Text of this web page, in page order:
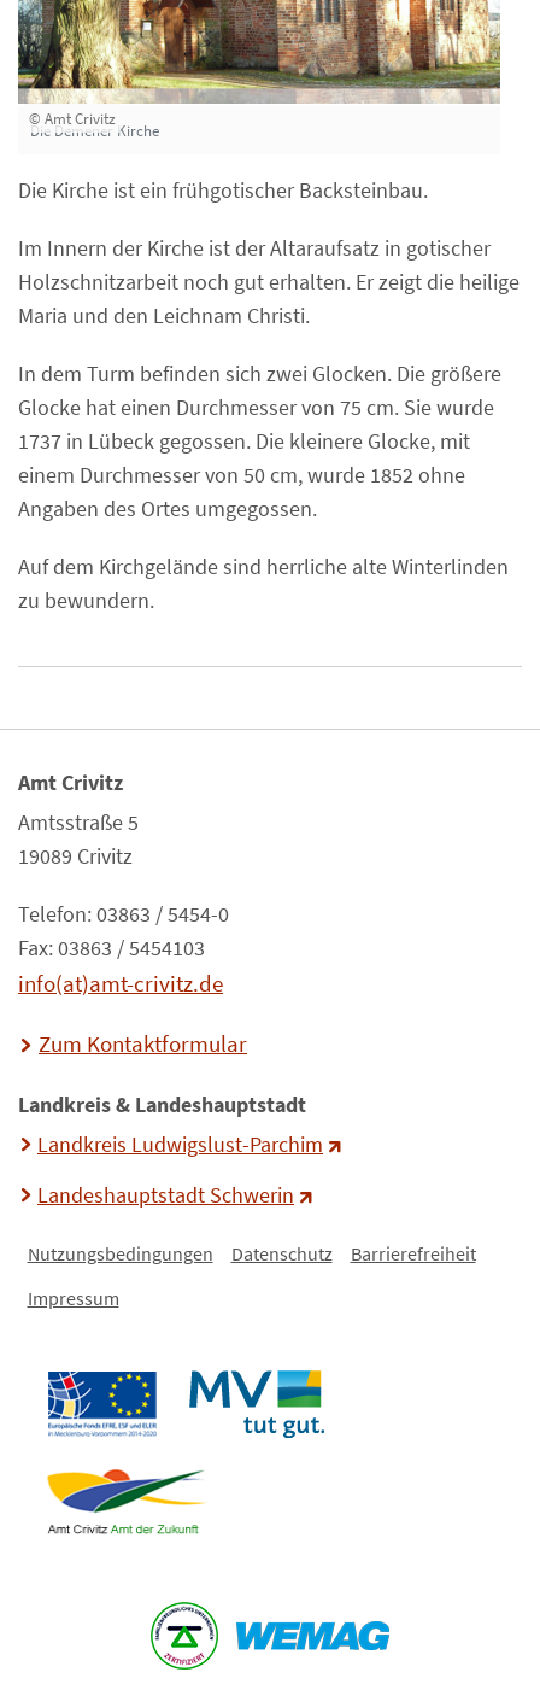
© Amt Crivitz
Die Demener Kirche
Die Kirche ist ein frühgotischer Backsteinbau.
Im Innern der Kirche ist der Altaraufsatz in gotischer
Holzschnitzarbeit noch gut erhalten. Er zeigt die heilige
Maria und den Leichnam Christi.
In dem Turm befinden sich zwei Glocken. Die größere
Glocke hat einen Durchmesser von 75 cm. Sie wurde
1737 in Lübeck gegossen. Die kleinere Glocke, mit
einem Durchmesser von 50 cm, wurde 1852 ohne
Angaben des Ortes umgegossen.
Auf dem Kirchgelände sind herrliche alte Winterlinden
zu bewundern.
Amt Crivitz
Amtsstraße 5
19089 Crivitz
Telefon: 03863 / 5454-0
Fax: 03863 / 5454103
info(at)amt-crivitz.de
Zum Kontaktformular
Landkreis & Landeshauptstadt
Landkreis Ludwigslust-Parchim
Landeshauptstadt Schwerin
Nutzungsbedingungen Datenschutz
Barrierefreiheit
Impressum